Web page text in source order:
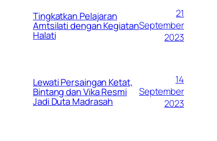
Tingkatkan Pelajaran
Amtsilati dengan Kegiatan
Halati
21
September
2023
Lewati Persaingan Ketat,
Bintang dan Vika Resmi
Jadi Duta Madrasah
14
September
2023